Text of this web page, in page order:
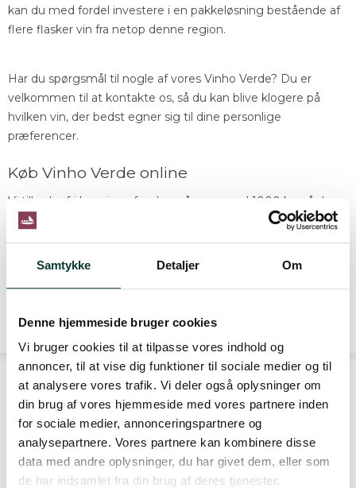
Samtykke Detaljer Om
Denne hjemmeside bruger cookies
Vi bruger cookies til at tilpasse vores indhold og
annoncer, til at vise dig funktioner til sociale medier og til
at analysere vores trafik. Vi deler også oplysninger om
din brug af vores hjemmeside med vores partnere inden
for sociale medier, annonceringspartnere og
analysepartnere. Vores partnere kan kombinere disse
data med andre oplysninger, du har givet dem, eller som
de har indsamlet fra din brug af deres tjenester.
kan du med fordel investere i en pakkeløsning bestående af
flere flasker vin fra netop denne region.
Har du spørgsmål til nogle af vores Vinho Verde? Du er
velkommen til at kontakte os, så du kan blive klogere på
hvilken vin, der bedst egner sig til dine personlige
præferencer.
Køb Vinho Verde online
Vi tilbyder fri levering af ordrer på mere end 1000 kr., så du
kan forkæle dig selv med vin i stor stil. Husk på, at det er
ganske sikkert at handle gennem vores webshop - vi har
nemlig en sikkerhedsgodkendt betalingsløsning tilknyttet.
KONTAKT
DrikPortvin.dk ApS
Thorsbrovej 22C
2640 Hedehusene